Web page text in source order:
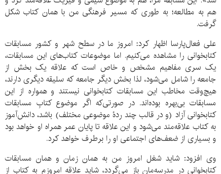
هم به مطالعه؛ به طوری که مسیر فرهنگی من با همان کتاب شکل
گرفت.
علی فعال‌پارسا اظهار کرد: امروز ما در سطح شهر و کشور مسابقات
کتابخوانی را مشاهده می‌کنیم. اما موضوعات کتاب‌های این مسابقات،
یک سری مفاهیم مشخص و خاص است که علاقه یک بخش از
جامعه را شامل می‌شود، لذا بخش دیگر جامعه که سلیقه دیگری دارند،
هیچ‌وقت مخاطب این مسابقات کتابخوانی نیستند و همواره از این
مسابقات بی‌بهره بوده‌اند. در صورتی‌که اگر موضوع کتابِ مسابقات
کتابخوانی آزاد (و در قالب چند ردۀ موضوعی مختلف) باشد، دانش‌آموز
به کتاب علاقه‌مند می‌شود و این علاقه تا پایان عمر همراه او خواهد بود
و بسیاری از ضعف‌های اجتماعی او را برطرف خواهد کرد.
وی افزود: شاید شغل امروز من به همان زمان و همان مسابقات
کتابخوانی در مدرسه‌مان باز می‌گردد، شاید علاقه امروزم به کتاب از